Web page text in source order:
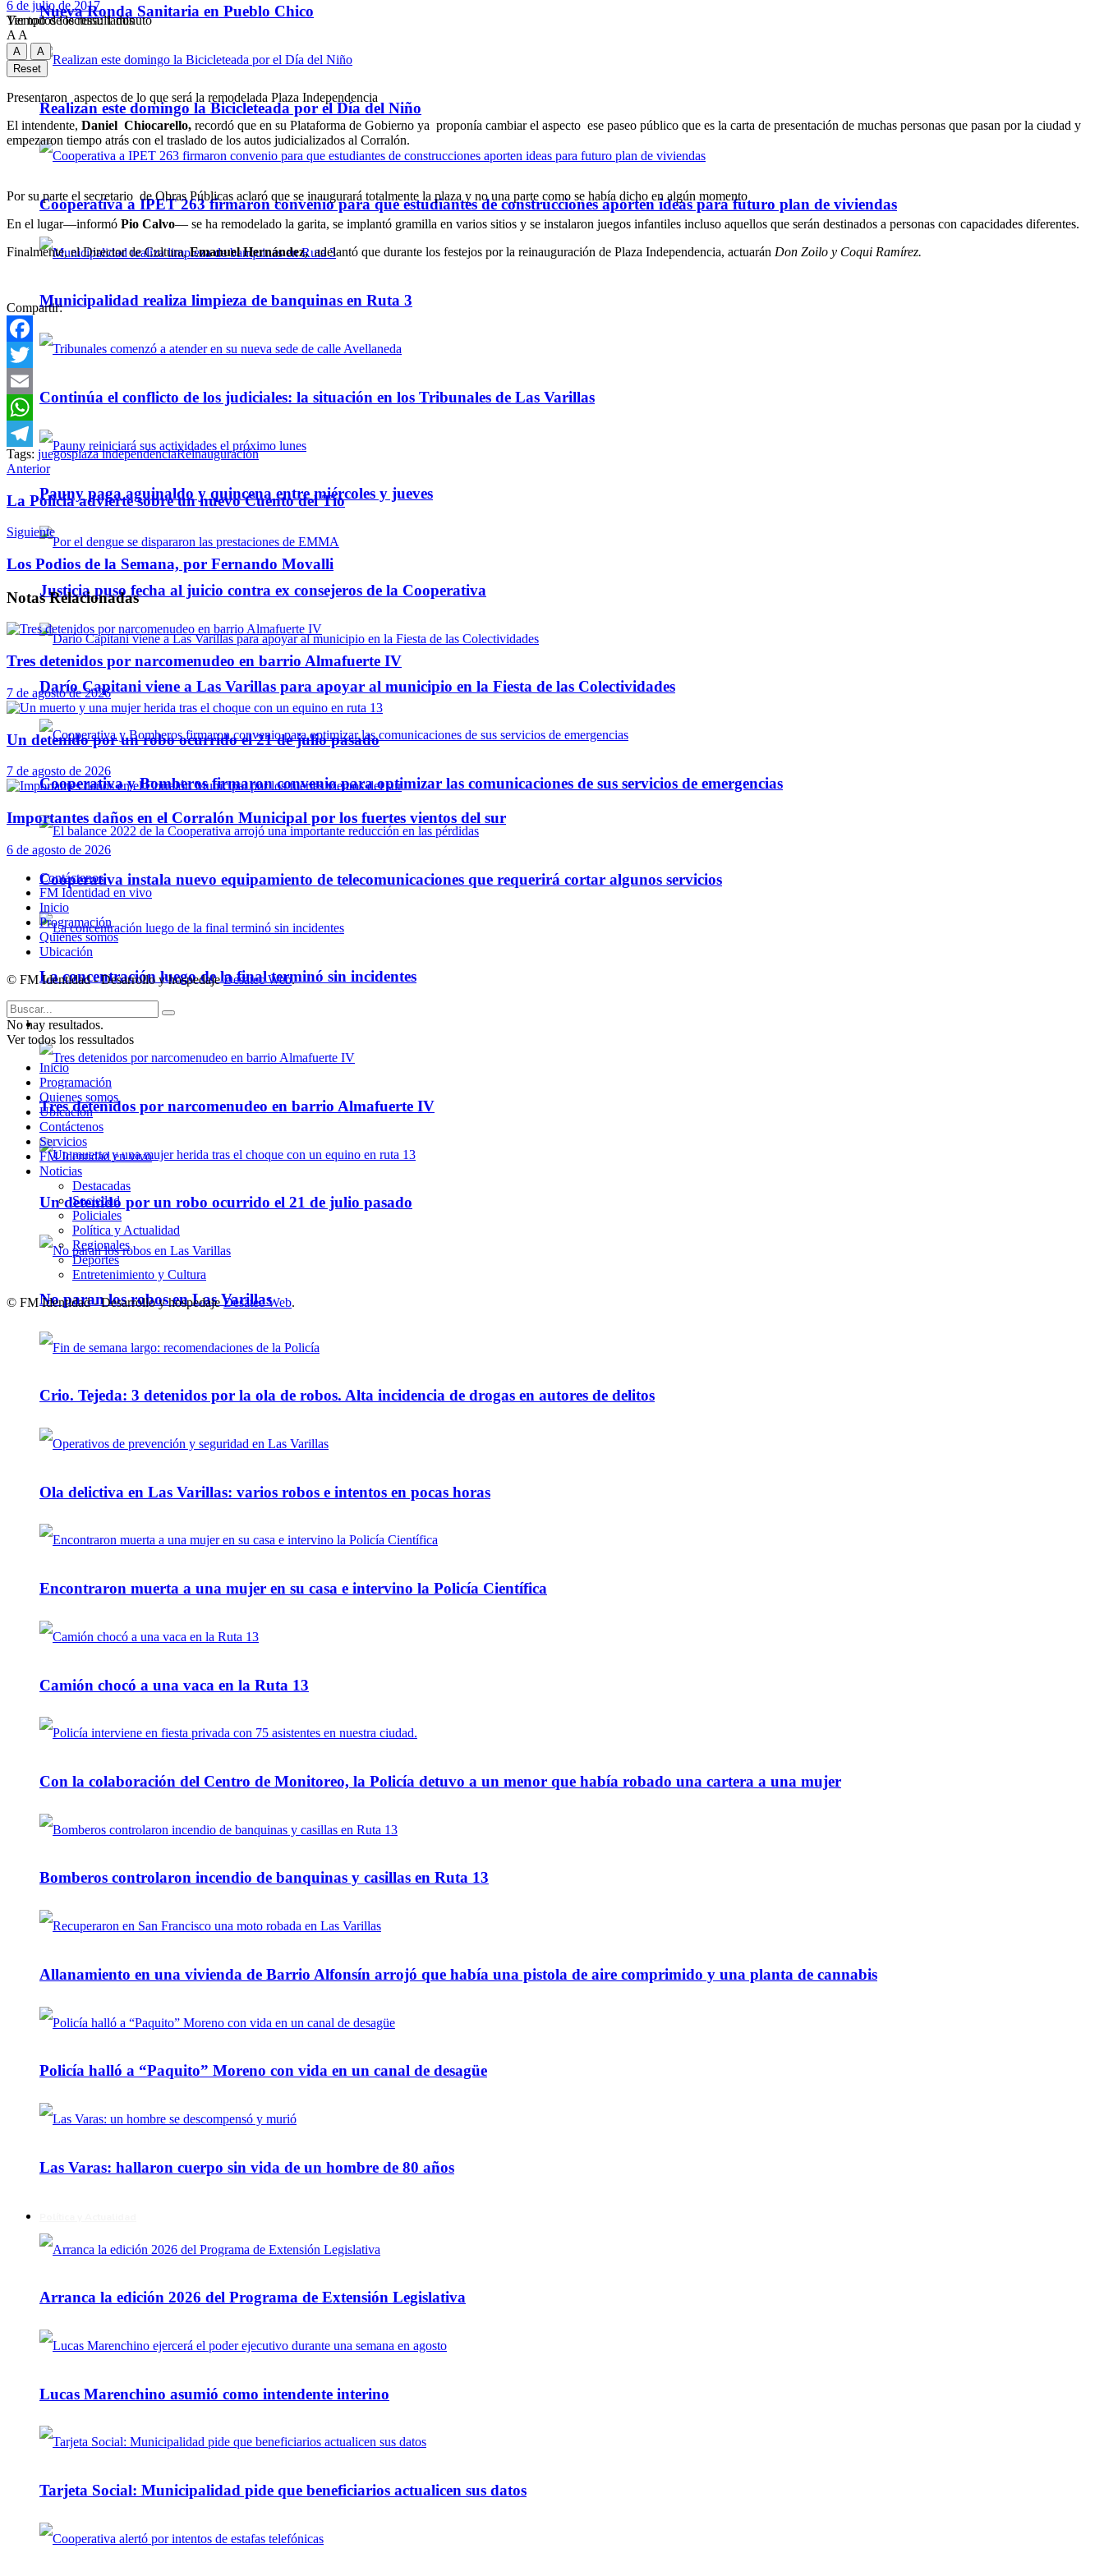
Nueva Ronda Sanitaria en Pueblo Chico
Realizan este domingo la Bicicleteada por el Día del Niño
Cooperativa a IPET 263 firmaron convenio para que estudiantes de construcciones aporten ideas para futuro plan de viviendas
Municipalidad realiza limpieza de banquinas en Ruta 3
Continúa el conflicto de los judiciales: la situación en los Tribunales de Las Varillas
Pauny paga aguinaldo y quincena entre miércoles y jueves
Justicia puso fecha al juicio contra ex consejeros de la Cooperativa
Darío Capitani viene a Las Varillas para apoyar al municipio en la Fiesta de las Colectividades
Cooperativa y Bomberos firmaron convenio para optimizar las comunicaciones de sus servicios de emergencias
Cooperativa instala nuevo equipamiento de telecomunicaciones que requerirá cortar algunos servicios
La concentración luego de la final terminó sin incidentes
Policiales
Tres detenidos por narcomenudeo en barrio Almafuerte IV
Un detenido por un robo ocurrido el 21 de julio pasado
No paran los robos en Las Varillas
Crio. Tejeda: 3 detenidos por la ola de robos. Alta incidencia de drogas en autores de delitos
Ola delictiva en Las Varillas: varios robos e intentos en pocas horas
Encontraron muerta a una mujer en su casa e intervino la Policía Científica
Camión chocó a una vaca en la Ruta 13
Con la colaboración del Centro de Monitoreo, la Policía detuvo a un menor que había robado una cartera a una mujer
Bomberos controlaron incendio de banquinas y casillas en Ruta 13
Allanamiento en una vivienda de Barrio Alfonsín arrojó que había una pistola de aire comprimido y una planta de cannabis
Policía halló a “Paquito” Moreno con vida en un canal de desagüe
Las Varas: hallaron cuerpo sin vida de un hombre de 80 años
Arranca la edición 2026 del Programa de Extensión Legislativa
Lucas Marenchino asumió como intendente interino
Tarjeta Social: Municipalidad pide que beneficiarios actualicen sus datos
Ver todos los ressultados
6 de julio de 2017
Tiempo de lectura: 1 minuto
A A
A
A
Reset
Presentaron aspectos de lo que será la remodelada Plaza Independencia
El intendente, Daniel Chiocarello, recordó que en su Plataforma de Gobierno ya proponía cambiar el aspecto ese paseo público que es la carta de presentación de muchas personas que pasan por la ciudad y
empezaron tiempo atrás con el traslado de los autos judicializados al Corralón.
Por su parte el secretario de Obras Públicas aclaró que se inaugurará totalmente la plaza y no una parte como se había dicho en algún momento
En el lugar—informó Pio Calvo— se ha remodelado la garita, se implantó gramilla en varios sitios y se instalaron juegos infantiles incluso aquellos que serán destinados a personas con capacidades diferentes.
Finalmente, el Director de Cultura,Emanuel Hernández,adelantó que durante los festejos por la reinauguración de Plaza Independencia, actuarán Don Zoilo y Coqui Ramírez.
Compartir:
Facebook
Twitter
Email
WhatsApp
Telegram
Tags: juegosplaza independenciaReinauguración
Anterior
La Policía advierte sobre un nuevo Cuento del Tío
Siguiente
Los Podios de la Semana, por Fernando Movalli
NotasRelacionadas
Tres detenidos por narcomenudeo en barrio Almafuerte IV
7 de agosto de 2026
Un detenido por un robo ocurrido el 21 de julio pasado
7 de agosto de 2026
Importantes daños en el Corralón Municipal por los fuertes vientos del sur
6 de agosto de 2026
Contáctenos
FM Identidad en vivo
Inicio
Programación
Quienes somos
Ubicación
© FM Identidad - Desarrollo y hospedajeDesatec Web.
No hay resultados.
Ver todos los ressultados
Inicio
Programación
Quienes somos
Ubicación
Contáctenos
Servicios
FM Identidad en vivo
Noticias
Destacadas
Sociedad
Policiales
Política y Actualidad
Regionales
Deportes
Entretenimiento y Cultura
© FM Identidad - Desarrollo y hospedajeDesatec Web.